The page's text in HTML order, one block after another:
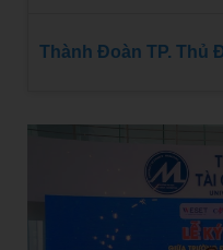
Thành Đoàn TP. Thủ